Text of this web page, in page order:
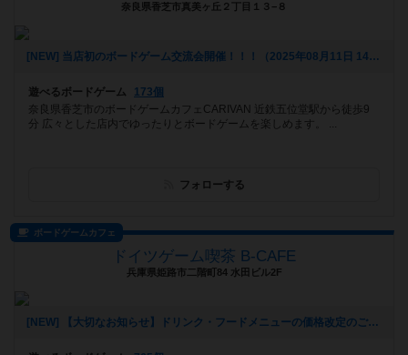
奈良県香芝市真美ヶ丘２丁目１３−８
[NEW] 当店初のボードゲーム交流会開催！！！（2025年08月11日 14時17分）
遊べるボードゲーム
173個
奈良県香芝市のボードゲームカフェCARIVAN 近鉄五位堂駅から徒歩9
分 広々とした店内でゆったりとボードゲームを楽しめます。 ...
フォローする
ボードゲームカフェ
ドイツゲーム喫茶 B-CAFE
兵庫県姫路市二階町84 水田ビル2F
[NEW] 【大切なお知らせ】ドリンク・フードメニューの価格改定のご案内（2025年08月05日 16時49分）